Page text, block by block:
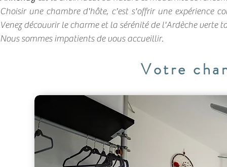
Choisir une chambre d'hôte, c'est s'offrir une expérience
Venez découvrir le charme et la sérénité de l'Ardèche verte
Nous sommes impatients de vous accueillir.
Votre